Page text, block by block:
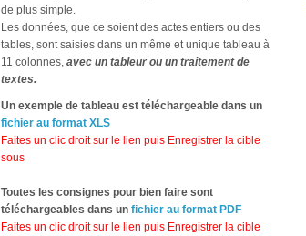
de plus simple.
Les données, que ce soient des actes entiers ou des
tables, sont saisies dans un même et unique tableau à
11 colonnes, avec un tableur ou un traitement de
textes.
Un exemple de tableau est téléchargeable dans un
fichier au format XLS
Faites un clic droit sur le lien puis Enregistrer la cible
sous
Toutes les consignes pour bien faire sont
téléchargeables dans un fichier au format PDF
Faites un clic droit sur le lien puis Enregistrer la cible